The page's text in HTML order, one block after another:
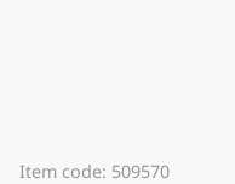
Item code: 509570